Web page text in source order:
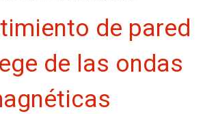
de pared
de las ondas